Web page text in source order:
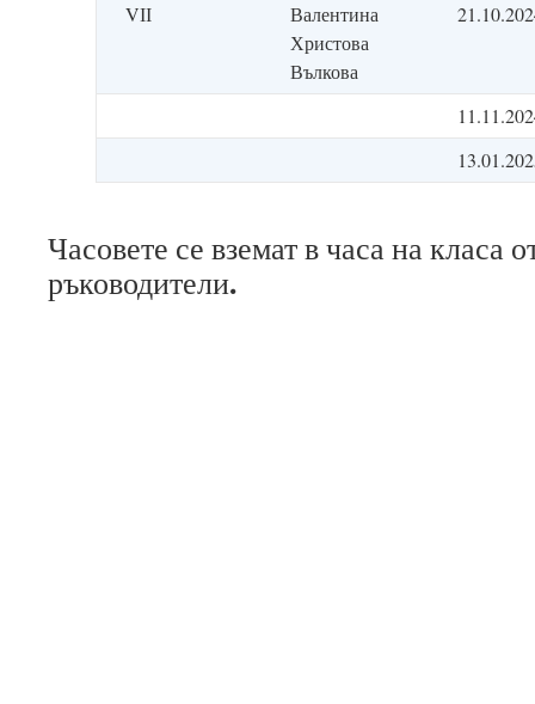
VІІ
Валентина
Христова
Вълкова
Часовете се вземат в часа на класа
ръководители.